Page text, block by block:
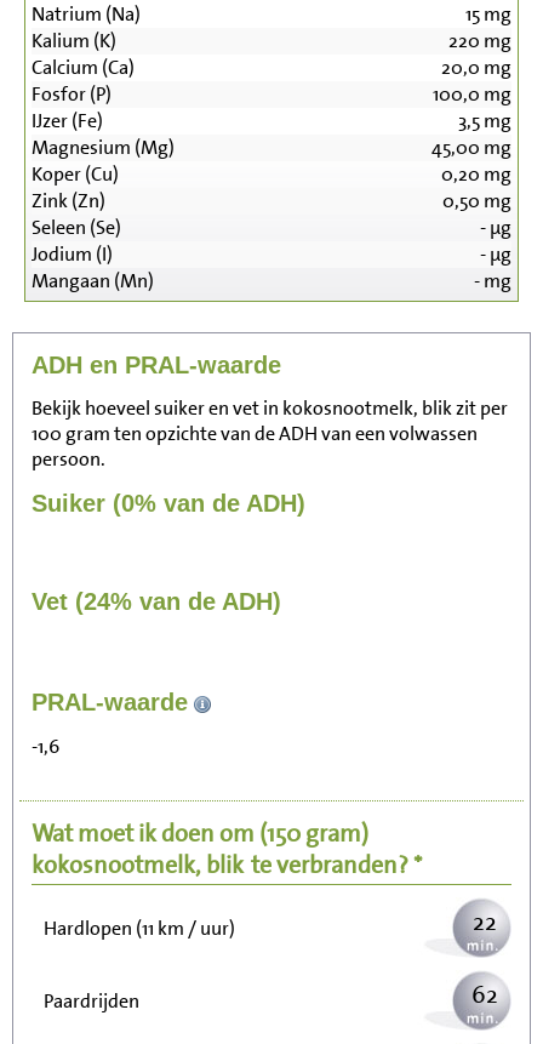
Natrium (Na) 15mg
Kalium (K)
220 mg
Calcium (Ca)
20,0 mg
Fosfor (P)
100,0 mg
IJzer (Fe)
3,5mg
Magnesium (Mg)
45,00 mg
Koper (Cu)
0,20 mg
Zink (Zn)
0,50 mg
Seleen (Se)
-µg
Jodium (I)
-µg
Mangaan (Mn)
-mg
ADH en PRAL-waarde
Bekijk hoeveel suiker en vet in kokosnootmelk, blik zit per
100 gram ten opzichte van de ADH van een volwassen
persoon.
Suiker (0% van de ADH)
Vet (24% van de ADH)
PRAL-waarde
-1,6
Wat moet ik doen om (150 gram)
kokosnootmelk, blik te verbranden? *
Zitten, tv kijken
Wandelen (5 km/uur)
Hardlopen (11 km / uur) 22
Paardrijden 62